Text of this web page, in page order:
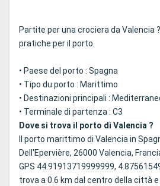
Partite per una crociera da Valencia
pratiche per il porto.
• Paese del porto : Spagna
• Tipo du porto : Marittimo
• Destinazioni principali :
• Terminale di partenza : C3
Dove si trova il porto di Valencia ?
Il porto marittimo di Valencia in
Dell'Epervière, 26000 Valencia,
GPS 44.91913719999999,
trova a 0.6 km dal centro della città e